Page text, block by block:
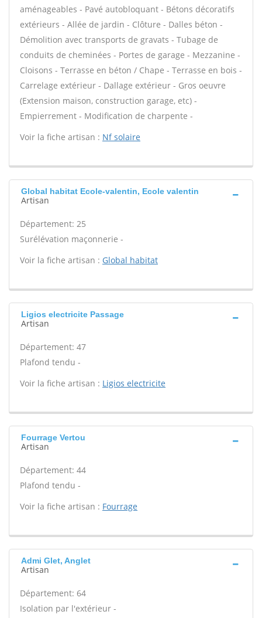
aménageables - Pavé autobloquant - Bétons décoratifs
extérieurs - Allée de jardin - Clôture - Dalles béton -
Démolition avec transports de gravats - Tubage de
conduits de cheminées - Portes de garage - Mezzanine -
Cloisons - Terrasse en béton / Chape - Terrasse en bois -
Carrelage extérieur - Dallage extérieur - Gros oeuvre
(Extension maison, construction garage, etc) -
Empierrement - Modification de charpente -
Voir la fiche artisan : Nf solaire
Global habitat Ecole-valentin, Ecole valentin
Artisan
Département: 25
Surélévation maçonnerie -
Voir la fiche artisan : Global habitat
Ligios electricite Passage
Artisan
Département: 47
Plafond tendu -
Voir la fiche artisan : Ligios electricite
Fourrage Vertou
Artisan
Département: 44
Plafond tendu -
Voir la fiche artisan : Fourrage
Admi Glet, Anglet
Artisan
Département: 64
Isolation par l'extérieur -